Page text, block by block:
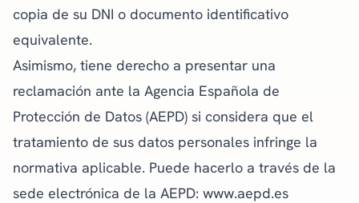
copia de su DNI o documento identificativo
equivalente.
Asimismo, tiene derecho a presentar una
reclamación ante la Agencia Española de
Protección de Datos (AEPD) si considera que el
tratamiento de sus datos personales infringe la
normativa aplicable. Puede hacerlo a través de la
sede electrónica de la AEPD: www.aepd.es